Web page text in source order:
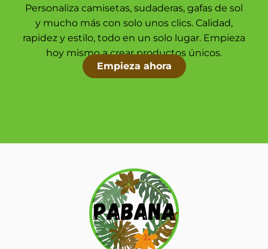
Personaliza camisetas, sudaderas, gafas de sol
y mucho más con solo unos clics. Calidad,
rapidez y estilo, todo en un solo lugar. Empieza
hoy mismo a crear productos únicos.
Empieza ahora